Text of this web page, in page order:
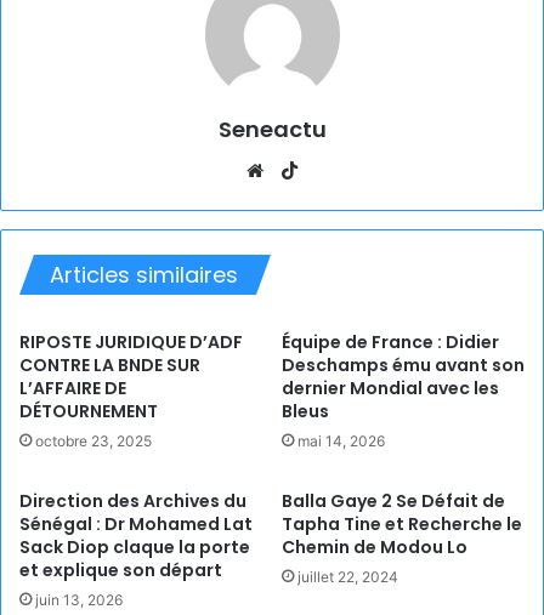
Seneactu
Website
Articles similaires
RIPOSTE JURIDIQUE D’ADF
CONTRE LA BNDE SUR
L’AFFAIRE DE
DÉTOURNEMENT
octobre 23, 2025
Équipe de France : Didier
Deschamps ému avant son
dernier Mondial avec les
Bleus
mai 14, 2026
Direction des Archives du
Sénégal : Dr Mohamed Lat
Sack Diop claque la porte
et explique son départ
juin 13, 2026
Balla Gaye 2 Se Défait de
Tapha Tine et Recherche le
Chemin de Modou Lo
juillet 22, 2024